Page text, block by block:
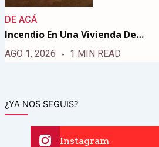
DE ACÁ
Incendio En Una Vivienda De…
AGO 1, 2026 1 MIN READ
¿YA NOS SEGUIS?
Instagram